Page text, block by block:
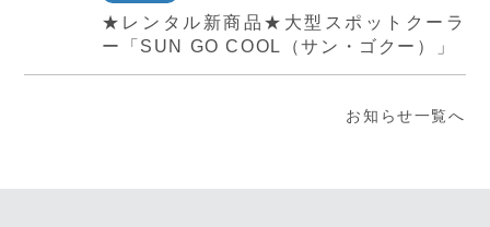
★レンタル新商品★大型スポットクーラ
ー「SUN GO COOL（サン・ゴクー）」
お知らせ一覧へ